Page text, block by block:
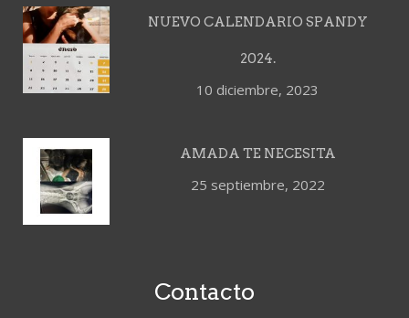
NUEVO CALENDARIO SPANDY
2024.
10 diciembre, 2023
AMADA TE NECESITA
25 septiembre, 2022
Contacto